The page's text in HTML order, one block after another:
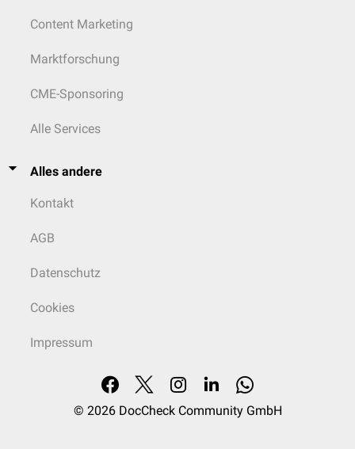
Content Marketing
Marktforschung
CME-Sponsoring
Alle Services
Alles andere
Kontakt
AGB
Datenschutz
Cookies
Impressum
© 2026 DocCheck Community GmbH